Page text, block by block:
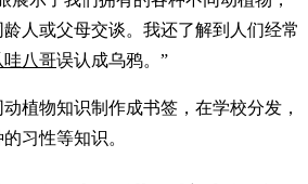
人或父母交谈。我还了解到人们经常
哇八哥误认成乌鸦。”
植物知识制作成书签，在学校分发，
习性等知识。